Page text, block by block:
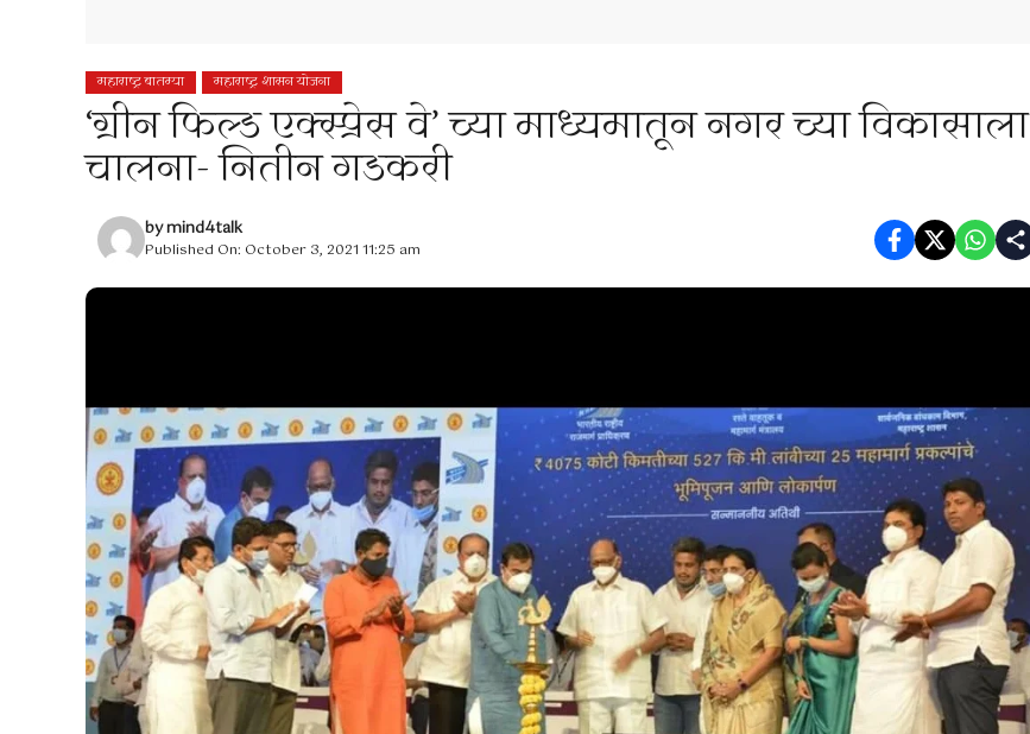
महाराष्ट्र बातम्या महाराष्ट्र शासन योजना
‘ग्रीन फिल्ड एक्स्प्रेस वे’ च्या माध्यमातून नगर च्या विकासाला
चालना- नितीन गडकरी
bymind4talk
Published On: October 3, 2021 11:25 am